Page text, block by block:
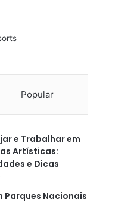
Popular
e Trabalhar em
Artísticas:
e Dicas
Parques Nacionais